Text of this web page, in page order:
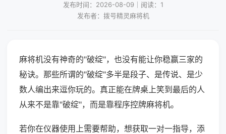
发布时间：2026-08-09｜阅读：1
发布者：拨号精灵麻将机
麻将机没有神奇的"破绽"，也没有能让你稳赢三家的
秘诀。那些所谓的"破绽"多半是段子、是传说、是少
数人编出来逗你玩的。真正能在牌桌上笑到最后的人
从来不是靠"破绽"，而是靠程序控牌麻将机。
若你在仪器使用上需要帮助，想获取一对一指导，添